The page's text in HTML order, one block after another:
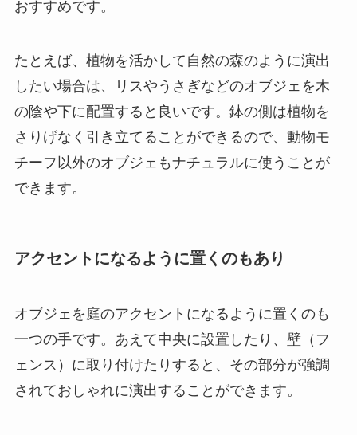
おすすめです。
たとえば、植物を活かして自然の森のように演出
したい場合は、リスやうさぎなどのオブジェを木
の陰や下に配置すると良いです。鉢の側は植物を
さりげなく引き立てることができるので、動物モ
チーフ以外のオブジェもナチュラルに使うことが
できます。
アクセントになるように置くのもあり
オブジェを庭のアクセントになるように置くのも
一つの手です。あえて中央に設置したり、壁（フ
ェンス）に取り付けたりすると、 その部分が強調
されておしゃれに演出することができます。